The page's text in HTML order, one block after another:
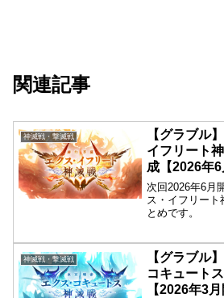
関連記事
神滅戦・撃滅戦
【グラブル
イフリート
成【2026年6
次回2026年6月
ス・イフリート
とめです。
神滅戦・撃滅戦
【グラブル
コキュート
【2026年3月